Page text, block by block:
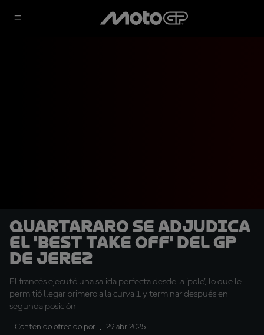
Quartararo se adjudica
el 'Best Take Off' del GP
de Jerez
El francés ejecutó una salida perfecta desde la 'pole', lo que le
permitió llegar primero a la curva 1 y terminar después en
segunda posición
Contenido ofrecido por 29 abr 2025